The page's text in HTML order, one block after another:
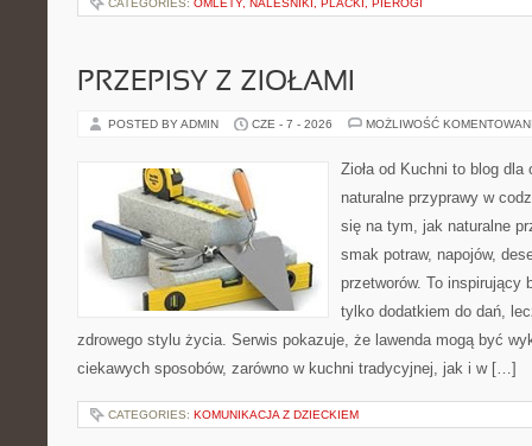
CATEGORIES: OMLETY, NALEŚNIKI, PLACKI, PIEROGI
PRZEPISY Z ZIOŁAMI
POSTED BY ADMIN CZE - 7 - 2026 MOŻLIWOŚĆ
Zioła od Kuchni to blog dla
naturalne przyprawy w
się na tym, jak naturalne
smak potraw, napojów,
przetworów. To inspirujący
tylko dodatkiem do dań,
zdrowego stylu życia. Serwis pokazuje, że lawenda mogą być
ciekawych sposobów, zarówno w kuchni tradycyjnej, jak i w […]
CATEGORIES: KOMUNIKACJA Z DZIECKIEM